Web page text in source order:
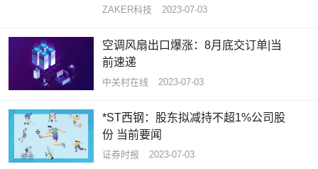
闻
ZAKER科技 2023-07-03
空调风扇出口爆涨：8月底交订单|当
前速递
中关村在线 2023-07-03
*ST西钢：股东拟减持不超1%公司股
份 当前要闻
证券时报 2023-07-03